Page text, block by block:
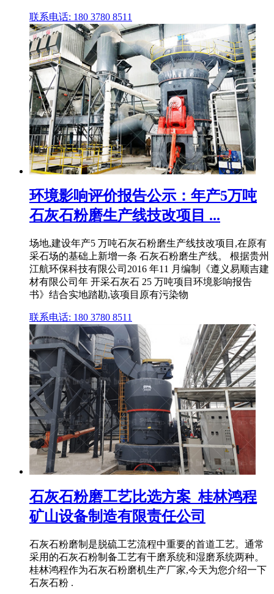
联系电话: 180 3780 8511
环境影响评价报告公示：年产5万吨
石灰石粉磨生产线技改项目 ...
场地,建设年产5 万吨石灰石粉磨生产线技改项目,在原有
采石场的基础上新增一条 石灰石粉磨生产线。 根据贵州
江航环保科技有限公司2016 年11 月编制《遵义易顺吉建
材有限公司年 开采石灰石 25 万吨项目环境影响报告
书》结合实地踏勘,该项目原有污染物
联系电话: 180 3780 8511
石灰石粉磨工艺比选方案_桂林鸿程
矿山设备制造有限责任公司
石灰石粉磨制是脱硫工艺流程中重要的首道工艺。通常
采用的石灰石粉制备工艺有干磨系统和湿磨系统两种。
桂林鸿程作为石灰石粉磨机生产厂家,今天为您介绍一下
石灰石粉 .